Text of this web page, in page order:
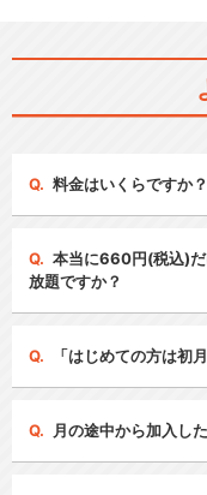
料金はいくらですか？
本当に660円(税込)
放題ですか？
「はじめての方は初
月の途中から加入し